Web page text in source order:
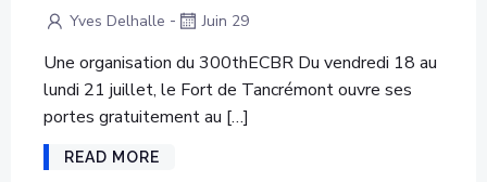
Yves Delhalle - Juin 29
Une organisation du 300thECBR Du vendredi 18 au
lundi 21 juillet, le Fort de Tancrémont ouvre ses
portes gratuitement au […]
READ MORE